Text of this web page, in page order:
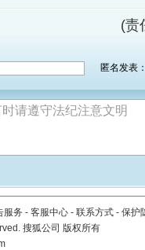
(责
匿名发表
服务 - 客服中心 - 联系方式 - 保护
搜狐公司 版权所有